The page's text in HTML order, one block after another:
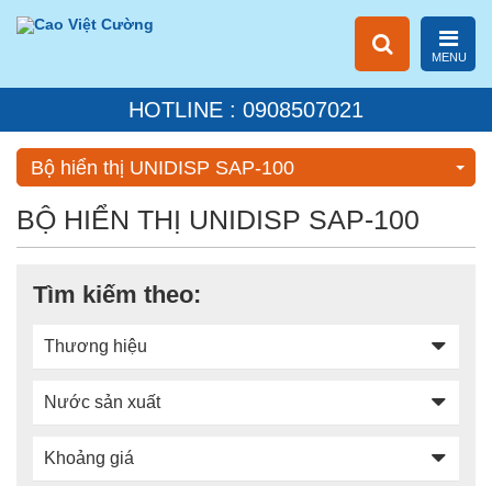
MENU
HOTLINE : 0908507021
Bộ hiển thị UNIDISP SAP-100
BỘ HIỂN THỊ UNIDISP SAP-100
Tìm kiếm theo:
Thương hiệu
Nước sản xuất
Khoảng giá